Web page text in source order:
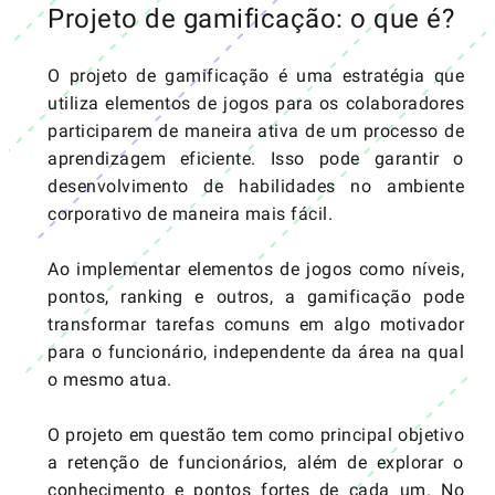
Projeto de gamificação: o que é?
O projeto de gamificação é uma estratégia que
utiliza elementos de jogos para os colaboradores
participarem de maneira ativa de um processo de
aprendizagem eficiente. Isso pode garantir o
desenvolvimento de habilidades no ambiente
corporativo de maneira mais fácil.
Ao implementar elementos de jogos como níveis,
pontos, ranking e outros, a gamificação pode
transformar tarefas comuns em algo motivador
para o funcionário, independente da área na qual
o mesmo atua.
O projeto em questão tem como principal objetivo
a retenção de funcionários, além de explorar o
conhecimento e pontos fortes de cada um. No